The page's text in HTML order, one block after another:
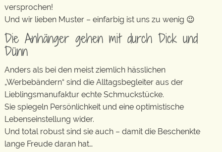
versprochen!
Und wir lieben Muster – einfarbig ist uns zu wenig 😉
Die Anhänger gehen mit durch Dick und
Dünn
Anders als bei den meist ziemlich hässlichen
„Werbebändern“ sind die Alltagsbegleiter aus der
Lieblingsmanufaktur echte Schmuckstücke.
Sie spiegeln Persönlichkeit und eine optimistische
Lebenseinstellung wider.
Und total robust sind sie auch – damit die Beschenkte
lange Freude daran hat…